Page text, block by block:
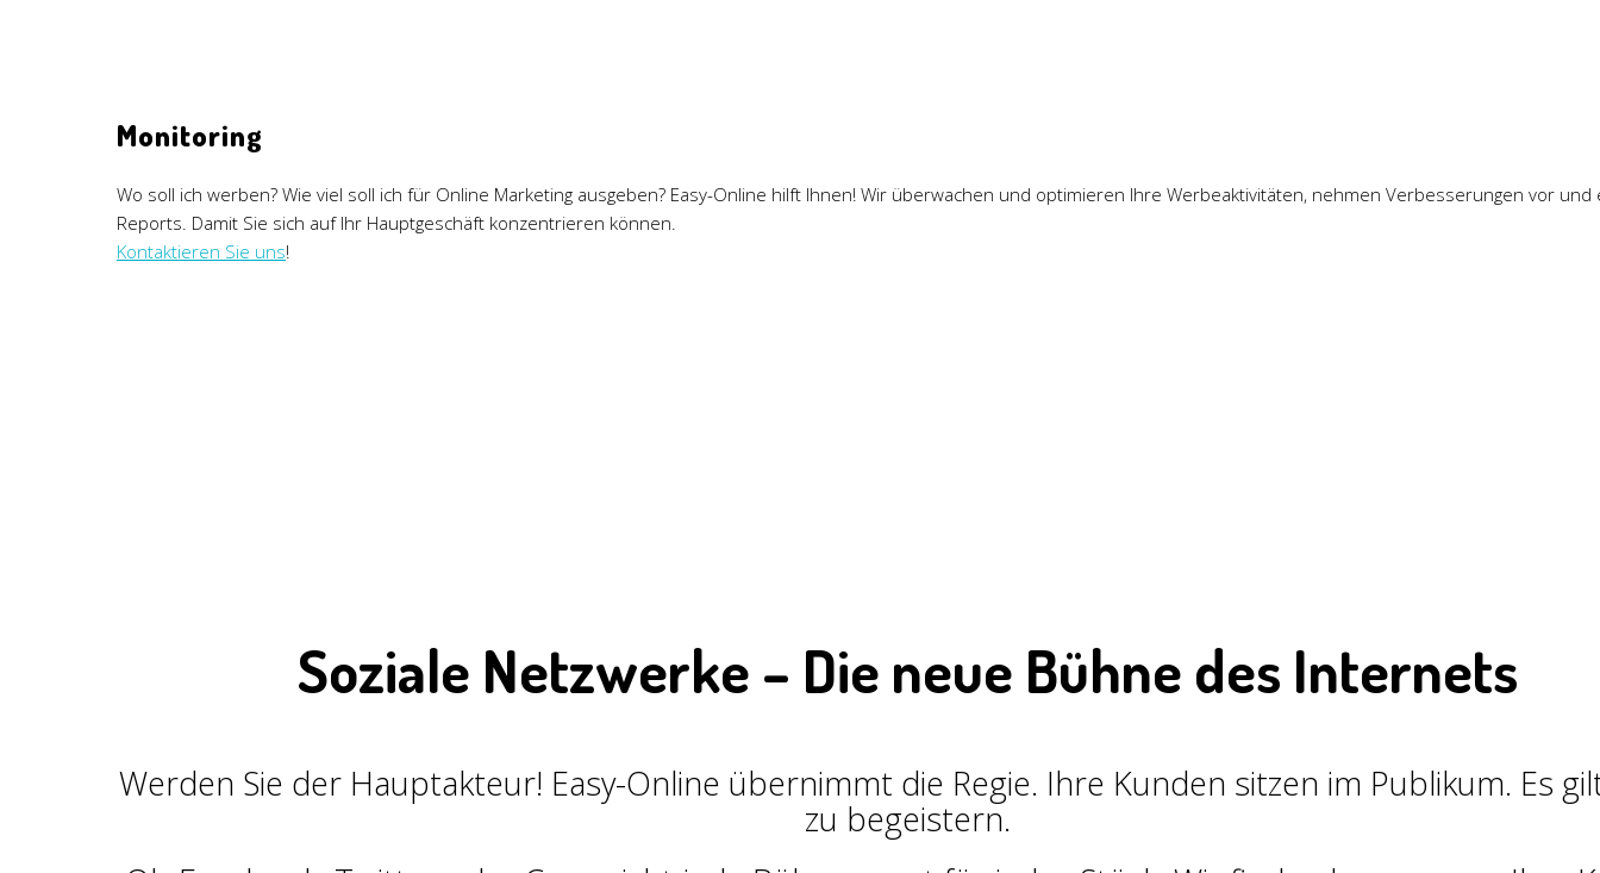
Monitoring
Wo soll ich werben? Wie viel soll ich für Online Marketing ausgeben? Easy-Online hilft Ihnen! Wir überwachen und optimieren Ihre Werbeaktivitäten, nehmen Verbesserungen vor
Reports. Damit Sie sich auf Ihr Hauptgeschäft konzentrieren können.
Kontaktieren Sie uns!
Soziale Netzwerke – Die neue Bühne des Internets
Werden Sie der Hauptakteur! Easy-Online übernimmt die Regie. Ihre Kunden sitzen im Publikum. Es
zu begeistern.